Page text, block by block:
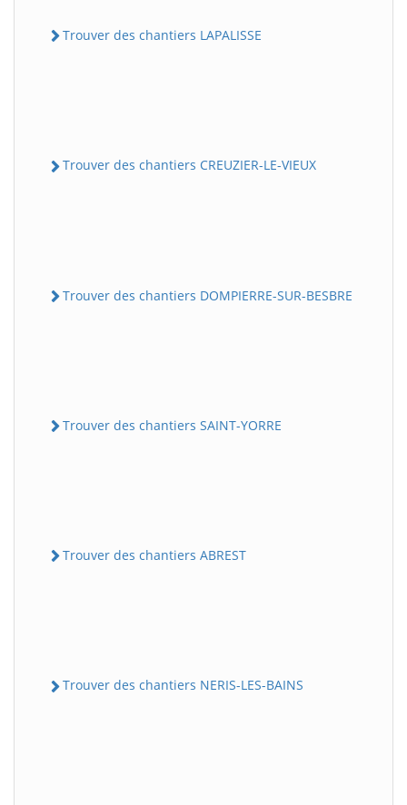
Trouver des chantiers LAPALISSE
Trouver des chantiers CREUZIER-LE-VIEUX
Trouver des chantiers DOMPIERRE-SUR-BESBRE
Trouver des chantiers SAINT-YORRE
Trouver des chantiers ABREST
Trouver des chantiers NERIS-LES-BAINS